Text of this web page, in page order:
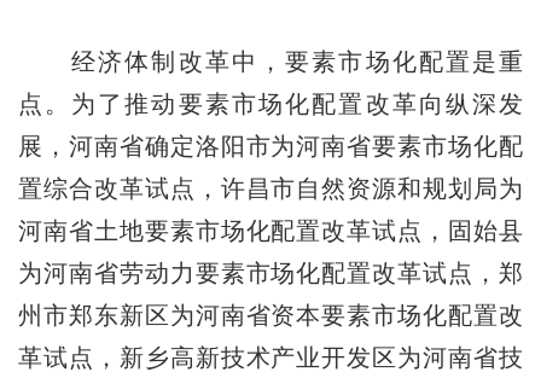
经济体制改革中，要素市场化配置是重
点。为了推动要素市场化配置改革向纵深发
展，河南省确定洛阳市为河南省要素市场化配
置综合改革试点，许昌市自然资源和规划局为
河南省土地要素市场化配置改革试点，固始县
为河南省劳动力要素市场化配置改革试点，郑
州市郑东新区为河南省资本要素市场化配置改
革试点，新乡高新技术产业开发区为河南省技